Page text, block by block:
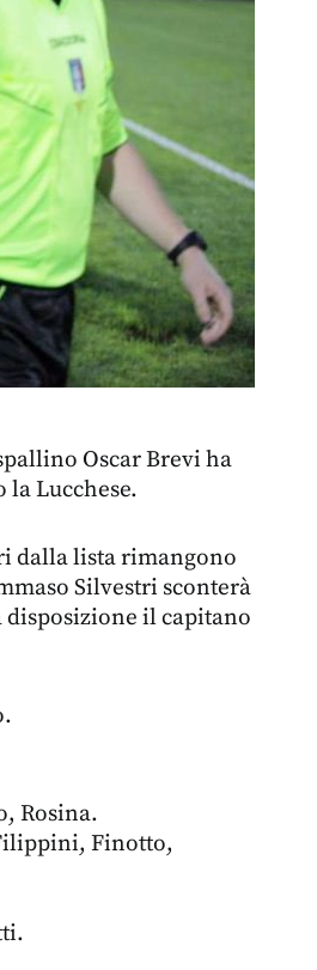
Oscar Brevi ha
Lucchese.
dalla lista rimangono
Silvestri sconterà
disposizione il capitano
Rosina.
Finotto,